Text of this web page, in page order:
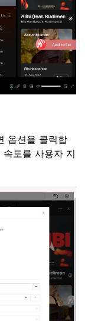
옵션을 클릭합
도를 사용자 지